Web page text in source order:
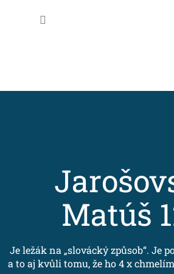
Matúš
Je ležák na „slovácký způsob“. Je
a to aj kvůli tomu, že ho 4 x